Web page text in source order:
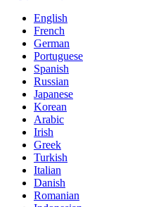
English
French
German
Portuguese
Spanish
Russian
Japanese
Korean
Arabic
Irish
Greek
Turkish
Italian
Danish
Romanian